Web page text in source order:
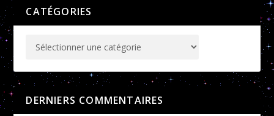
CATÉGORIES
DERNIERS COMMENTAIRES